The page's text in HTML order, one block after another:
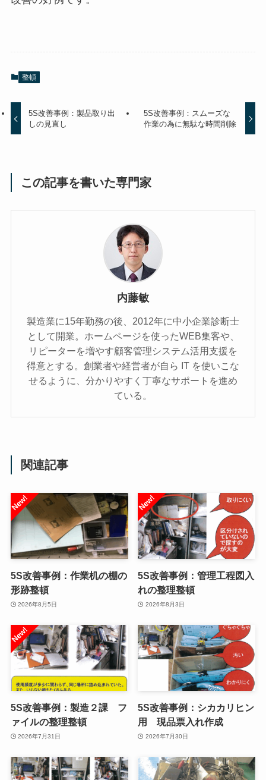
整頓
5S改善事例：製品取り出
しの見直し
5S改善事例：スムーズな
作業の為に無駄な時間削除
この記事を書いた専門家
内藤敏
製造業に15年勤務の後、2012年に中小企業診断士
として開業。ホームページを使ったWEB集客や、
リピーターを増やす顧客管理システム活用支援を
得意とする。創業者や経営者が自ら IT を使いこな
せるように、分かりやすく丁寧なサポートを進め
ている。
関連記事
5S改善事例：作業机の棚の
形跡整頓
2026年8月5日
5S改善事例：管理工程図入
れの整理整頓
2026年8月3日
5S改善事例：製造２課 フ
ァイルの整理整頓
2026年7月31日
5S改善事例：シカカリヒン
用 現品票入れ作成
2026年7月30日